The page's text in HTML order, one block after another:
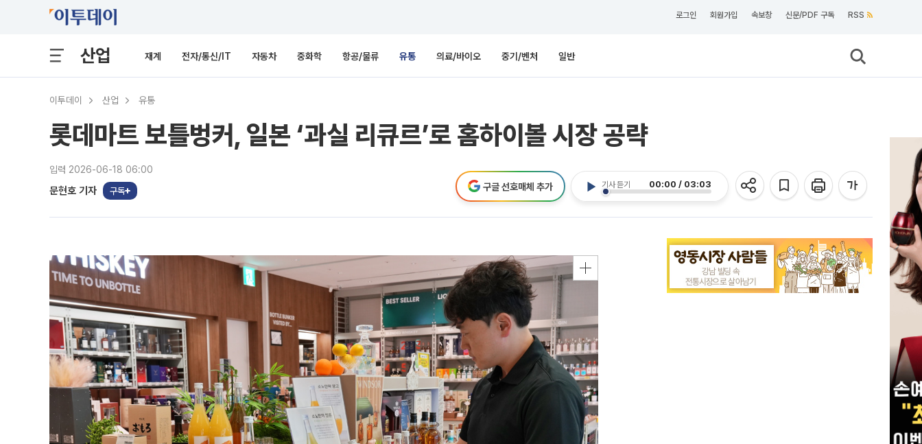
로그인 회원가입 속보창 신문/PDF 구독 RSS
산업 재계 전자/통신/IT 자동차 중화학 항공/물류 유통 의료/바이오 중기/벤처 일반
이투데이 산업 유통
롯데마트 보틀벙커, 일본 ‘과실 리큐르’로 홈하이볼 시장 공략
입력 2026-06-18 06:00
문현호 기자 구독
기사 듣기 00:00 / 03:03
구글 선호매체 추가